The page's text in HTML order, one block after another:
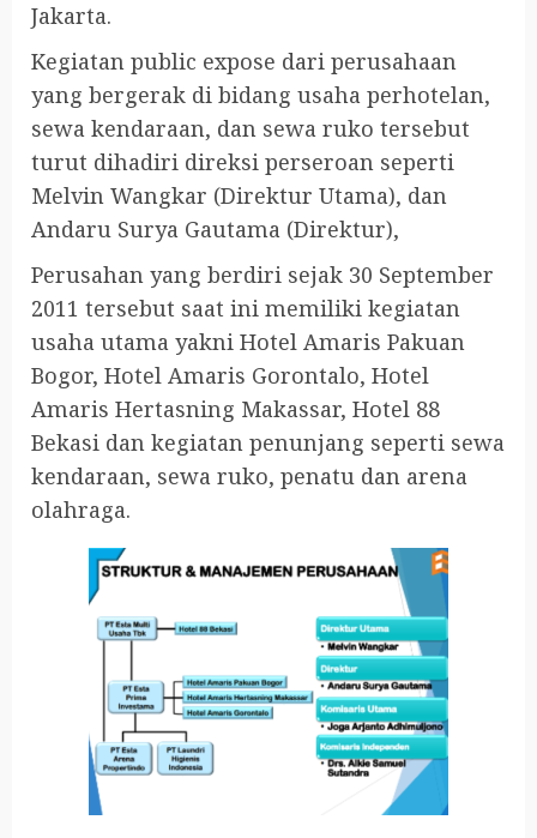
Jakarta.
Kegiatan public expose dari perusahaan
yang bergerak di bidang usaha perhotelan,
sewa kendaraan, dan sewa ruko tersebut
turut dihadiri direksi perseroan seperti
Melvin Wangkar (Direktur Utama), dan
Andaru Surya Gautama (Direktur),
Perusahan yang berdiri sejak 30 September
2011 tersebut saat ini memiliki kegiatan
usaha utama yakni Hotel Amaris Pakuan
Bogor, Hotel Amaris Gorontalo, Hotel
Amaris Hertasning Makassar, Hotel 88
Bekasi dan kegiatan penunjang seperti sewa
kendaraan, sewa ruko, penatu dan arena
olahraga.